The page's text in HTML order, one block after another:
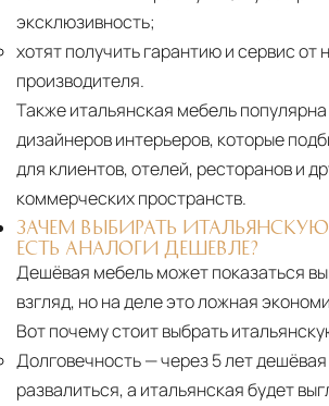
эксклюзивность;
хотят получить гарантию и сервис от
производителя.
Также итальянская мебель
дизайнеров интерьеров, которые
для клиентов, отелей, ресторанов и
коммерческих пространств.
ЗАЧЕМ ВЫБИРАТЬ ИТАЛЬЯНСКУЮ
ЕСТЬ АНАЛОГИ ДЕШЕВЛЕ?
Дешёвая мебель может показаться
взгляд, но на деле это ложная
Вот почему стоит выбрать
Долговечность— через 5 лет
развалиться, а итальянская будет